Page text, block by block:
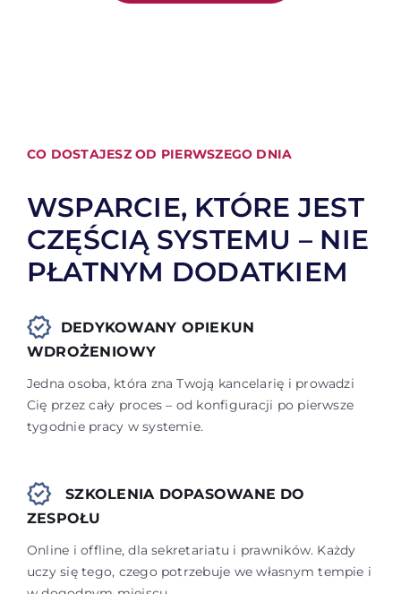
CO DOSTAJESZ OD PIERWSZEGO DNIA
WSPARCIE, KTÓRE JEST
CZĘŚCIĄ SYSTEMU – NIE
PŁATNYM DODATKIEM
DEDYKOWANY OPIEKUN
WDROŻENIOWY
Jedna osoba, która zna Twoją kancelarię i prowadzi
Cię przez cały proces – od konfiguracji po pierwsze
tygodnie pracy w systemie.
SZKOLENIA DOPASOWANE DO
ZESPOŁU
Online i offline, dla sekretariatu i prawników. Każdy
uczy się tego, czego potrzebuje we własnym tempie i